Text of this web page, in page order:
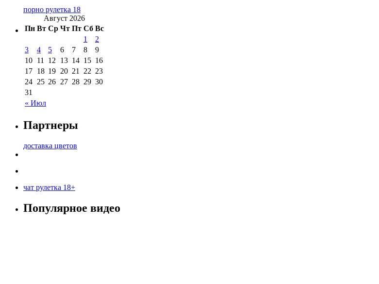
порно рулетка 18
Август 2026
Пн Вт Ср Чт Пт Сб Вс
« Июл
1
2
3
4 5 6 7 8
9
10 11 12 13 14 15 16
17 18 19 20 21 22 23
24 25 26 27 28 29 30
31
Партнеры
доставка цветов
чат рулетка 18+
Популярное видео